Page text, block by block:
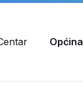
Općina